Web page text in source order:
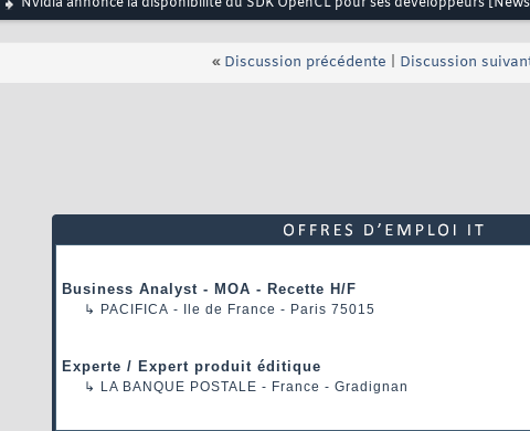
« Discussion précédente Discussion
Business Analyst - MOA - Recette H/F
↳ PACIFICA - Ile de France - Paris 75015
Experte / Expert produit éditique
↳ LA BANQUE POSTALE - France - Gradignan